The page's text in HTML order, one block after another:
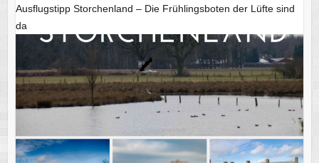
Ausflugstipp Storchenland – Die Frühlingsboten der Lüfte sind
da